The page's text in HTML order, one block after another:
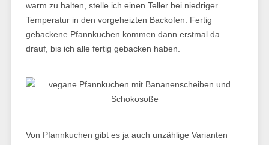
warm zu halten, stelle ich einen Teller bei niedriger
Temperatur in den vorgeheizten Backofen. Fertig
gebackene Pfannkuchen kommen dann erstmal da
drauf, bis ich alle fertig gebacken haben.
Von Pfannkuchen gibt es ja auch unzählige Varianten